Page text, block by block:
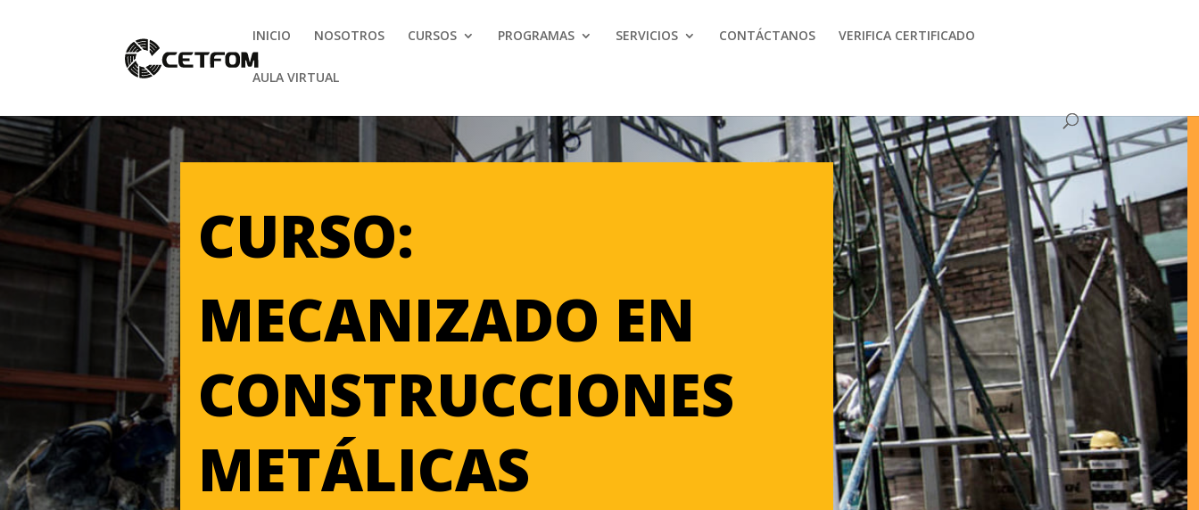
INICIO NOSOTROS CURSOS PROGRAMAS SERVICIOS CONTÁCTANOS VERIFICA CERTIFICADO
AULA VIRTUAL
CURSO:
MECANIZADO EN
CONSTRUCCIONES
METÁLICAS